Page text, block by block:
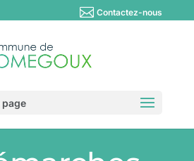
Contactez-nous